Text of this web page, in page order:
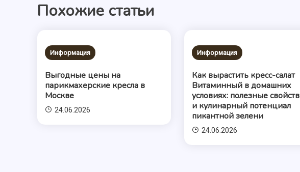
записям
Похожие статьи
Информация
Выгодные цены на
парикмахерские кресла в
Москве
24.06.2026
Информация
Как вырастить кресс-салат
Витаминный в домашних
условиях: полезные
и кулинарный потенциал
пикантной зелени
24.06.2026